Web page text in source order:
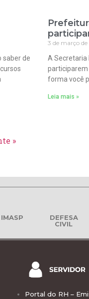
saber de
3 de março
A Secretaria
participarem
forma você
Leia mais »
»
IMASP
DEFESA
CIVIL
Portal do RH –